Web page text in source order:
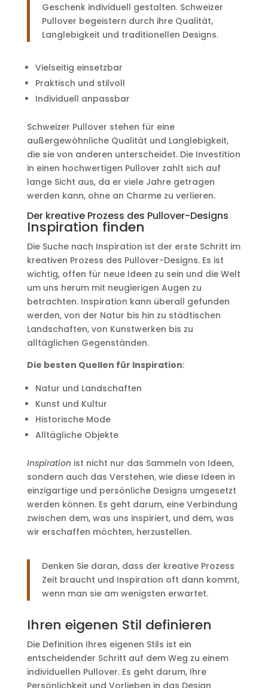
Geschenk individuell gestalten. Schweizer
Pullover begeistern durch ihre Qualität,
Langlebigkeit und traditionellen Designs.
Vielseitig einsetzbar
Praktisch und stilvoll
Individuell anpassbar
Schweizer Pullover stehen für eine
außergewöhnliche Qualität und Langlebigkeit,
die sie von anderen unterscheidet. Die Investition
in einen hochwertigen Pullover zahlt sich auf
lange Sicht aus, da er viele Jahre getragen
werden kann, ohne an Charme zu verlieren.
Der kreative Prozess des Pullover-Designs
Inspiration finden
Die Suche nach Inspiration ist der erste Schritt im
kreativen Prozess des Pullover-Designs. Es ist
wichtig, offen für neue Ideen zu sein und die Welt
um uns herum mit neugierigen Augen zu
betrachten. Inspiration kann überall gefunden
werden, von der Natur bis hin zu städtischen
Landschaften, von Kunstwerken bis zu
alltäglichen Gegenständen.
Die besten Quellen für Inspiration:
Natur und Landschaften
Kunst und Kultur
Historische Mode
Alltägliche Objekte
Inspirationist nicht nur das Sammeln von Ideen,
sondern auch das Verstehen, wie diese Ideen in
einzigartige und persönliche Designs umgesetzt
werden können. Es geht darum, eine Verbindung
zwischen dem, was uns inspiriert, und dem, was
wir erschaffen möchten, herzustellen.
Denken Sie daran, dass der kreative Prozess
Zeit braucht und Inspiration oft dann kommt,
wenn man sie am wenigsten erwartet.
Ihren eigenen Stil definieren
Die Definition Ihres eigenen Stils ist ein
entscheidender Schritt auf dem Weg zu einem
individuellen Pullover. Es geht darum, Ihre
Persönlichkeit und Vorlieben in das Design